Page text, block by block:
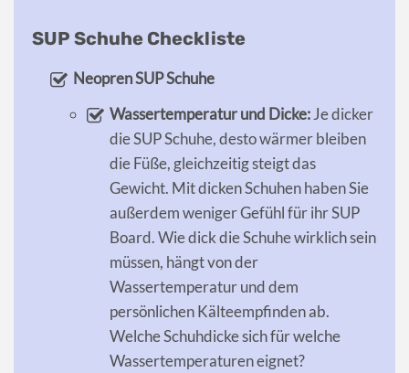
SUP Schuhe Checkliste
Neopren SUP Schuhe
Wassertemperatur und Dicke:Je dicker
die SUP Schuhe, desto wärmer bleiben
die Füße, gleichzeitig steigt das
Gewicht. Mit dicken Schuhen haben Sie
außerdem weniger Gefühl für ihr SUP
Board. Wie dick die Schuhe wirklich sein
müssen, hängt von der
Wassertemperatur und dem
persönlichen Kälteempfinden ab.
Welche Schuhdicke sich für welche
Wassertemperaturen eignet?